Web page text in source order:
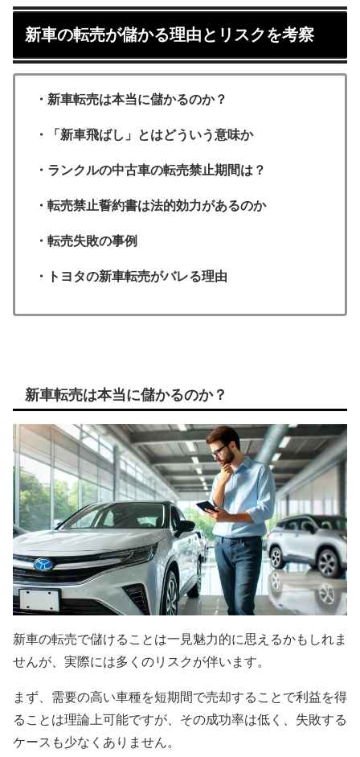
新車の転売が儲かる理由とリスクを考察
・新車転売は本当に儲かるのか？
・「新車飛ばし」とはどういう意味か
・ランクルの中古車の転売禁止期間は？
・転売禁止誓約書は法的効力があるのか
・転売失敗の事例
・トヨタの新車転売がバレる理由
新車転売は本当に儲かるのか？
新車の転売で儲けることは一見魅力的に思えるかもしれま
せんが、実際には多くのリスクが伴います。
まず、需要の高い車種を短期間で売却することで利益を得
ることは理論上可能ですが、その成功率は低く、失敗する
ケースも少なくありません。